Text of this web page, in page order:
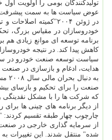
عوض سیاست ها به سمت پیشرفت
در ژوئن
خودروسازان در مقیاس بزرگ،
برنامه توسعه ای موانع زیادی
كاهش پیدا كند. در نتیجه
سیاست توسعه صنعت خودرو در سال ۲۰۰۴ فرآیندهای اداری را ساده سازی و صرفه جویی در مصرف انرژی و حفاظت از محیط زیست را تشویق نمود. دولت هم بعنوان یك راهنما برای
هدایت، ادغام و بازسازی در صنعت
كه شركت ها را با مشكل نقدینگی
شده" منتقل شدند. این تغییرات